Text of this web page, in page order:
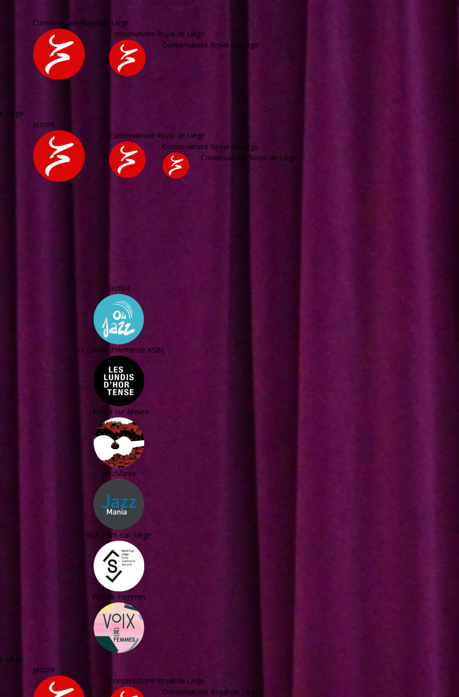
Conservatoire Royal de Liège
Conservatoire Royal de Liège
Conservatoire Royal de Liège
Liège
Jazz04
Conservatoire Royal de Liège
Conservatoire Royal de Liège
Conservatoire Royal de Liège
Jazz04
Les Lundis d’Hortense ASBL
Ukulélé sur Meuse
JazzMania
ESA Saint-Luc Liège
Voix de Femmes
Liège
Jazz04
Conservatoire Royal de Liège
Conservatoire Royal de Liège